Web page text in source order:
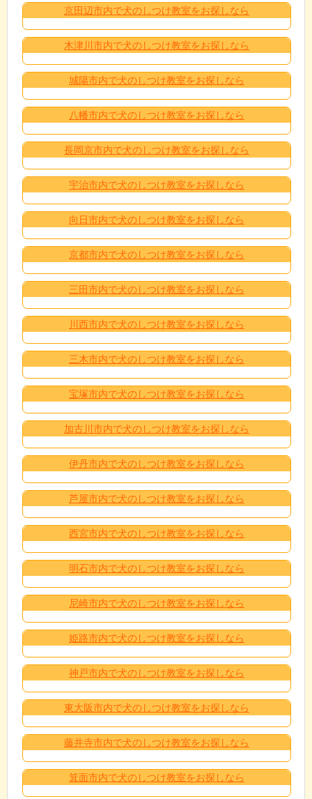
京田辺市内で犬のしつけ教室をお探しなら
木津川市内で犬のしつけ教室をお探しなら
城陽市内で犬のしつけ教室をお探しなら
八幡市内で犬のしつけ教室をお探しなら
長岡京市内で犬のしつけ教室をお探しなら
宇治市内で犬のしつけ教室をお探しなら
向日市内で犬のしつけ教室をお探しなら
京都市内で犬のしつけ教室をお探しなら
三田市内で犬のしつけ教室をお探しなら
川西市内で犬のしつけ教室をお探しなら
三木市内で犬のしつけ教室をお探しなら
宝塚市内で犬のしつけ教室をお探しなら
加古川市内で犬のしつけ教室をお探しなら
伊丹市内で犬のしつけ教室をお探しなら
芦屋市内で犬のしつけ教室をお探しなら
西宮市内で犬のしつけ教室をお探しなら
明石市内で犬のしつけ教室をお探しなら
尼崎市内で犬のしつけ教室をお探しなら
姫路市内で犬のしつけ教室をお探しなら
神戸市内で犬のしつけ教室をお探しなら
東大阪市内で犬のしつけ教室をお探しなら
藤井寺市内で犬のしつけ教室をお探しなら
箕面市内で犬のしつけ教室をお探しなら